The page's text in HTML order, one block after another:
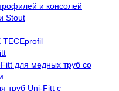
и консолей
Stout
для медных труб со
труб Uni-Fitt с